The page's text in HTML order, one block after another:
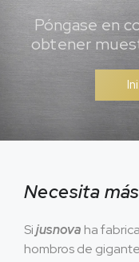
Póngase en
obtener
Necesita
Sijusnova ha
hombros de